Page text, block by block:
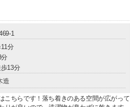
1
分
歩13分
造
こちらです！落ち着きのある空間が広がって